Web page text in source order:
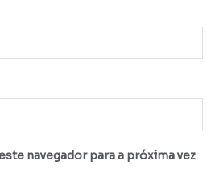
navegador para a próxima vez